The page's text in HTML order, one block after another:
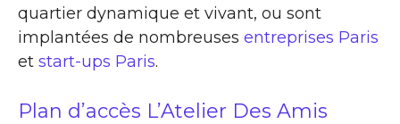
quartier dynamique et vivant, ou sont
implantées de nombreuses entreprises Paris
et start-ups Paris.
Plan d’accès L’Atelier Des Amis